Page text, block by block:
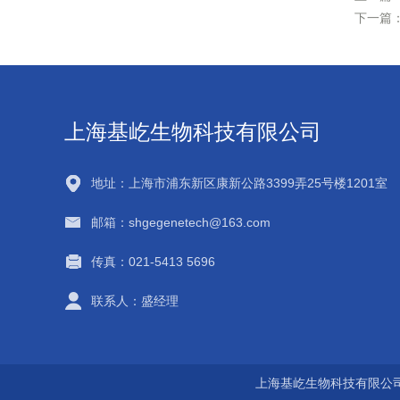
下一篇
上海基屹生物科技有限公司
地址：上海市浦东新区康新公路3399弄25号楼1201室
邮箱：shgegenetech@163.com
传真：021-5413 5696
联系人：盛经理
上海基屹生物科技有限